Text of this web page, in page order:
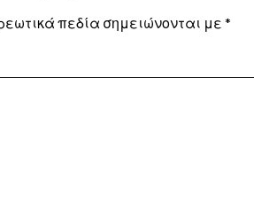
πεδία σημειώνονται με *